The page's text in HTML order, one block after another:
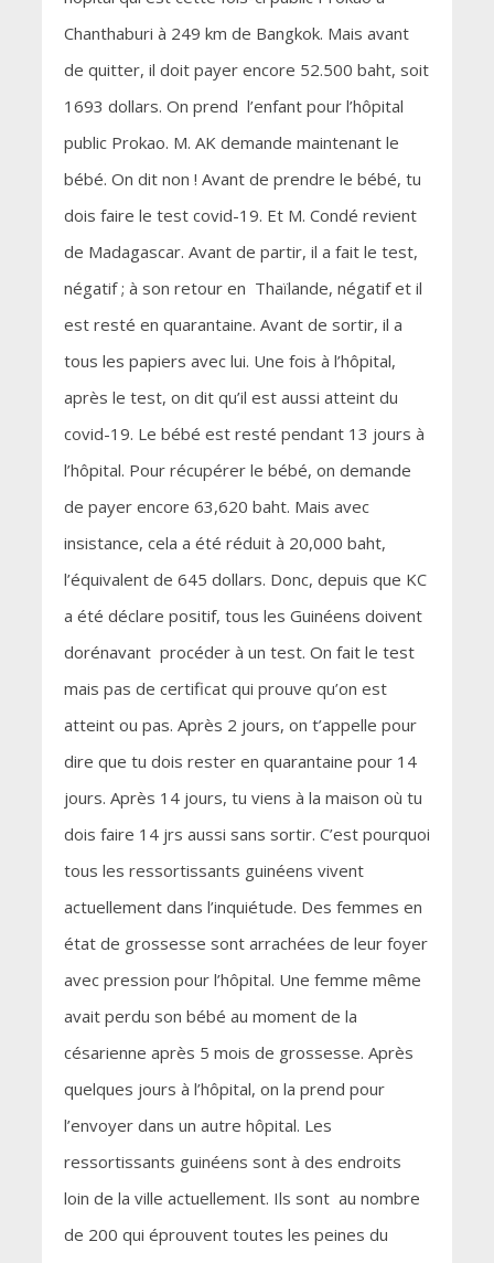
Chanthaburi à 249 km de Bangkok. Mais avant
de quitter, il doit payer encore 52.500 baht, soit
1693 dollars. On prend l’enfant pour l’hôpital
public Prokao. M. AK demande maintenant le
bébé. On dit non ! Avant de prendre le bébé, tu
dois faire le test covid-19. Et M. Condé revient
de Madagascar. Avant de partir, il a fait le test,
négatif ; à son retour en Thaïlande, négatif et il
est resté en quarantaine. Avant de sortir, il a
tous les papiers avec lui. Une fois à l’hôpital,
après le test, on dit qu’il est aussi atteint du
covid-19. Le bébé est resté pendant 13 jours à
l’hôpital. Pour récupérer le bébé, on demande
de payer encore 63,620 baht. Mais avec
insistance, cela a été réduit à 20,000 baht,
l’équivalent de 645 dollars. Donc, depuis que KC
a été déclare positif, tous les Guinéens doivent
dorénavant procéder à un test. On fait le test
mais pas de certificat qui prouve qu’on est
atteint ou pas. Après 2 jours, on t’appelle pour
dire que tu dois rester en quarantaine pour 14
jours. Après 14 jours, tu viens à la maison où tu
dois faire 14 jrs aussi sans sortir. C’est pourquoi
tous les ressortissants guinéens vivent
actuellement dans l’inquiétude. Des femmes en
état de grossesse sont arrachées de leur foyer
avec pression pour l’hôpital. Une femme même
avait perdu son bébé au moment de la
césarienne après 5 mois de grossesse. Après
quelques jours à l’hôpital, on la prend pour
l’envoyer dans un autre hôpital. Les
ressortissants guinéens sont à des endroits
loin de la ville actuellement. Ils sont au nombre
de 200 qui éprouvent toutes les peines du